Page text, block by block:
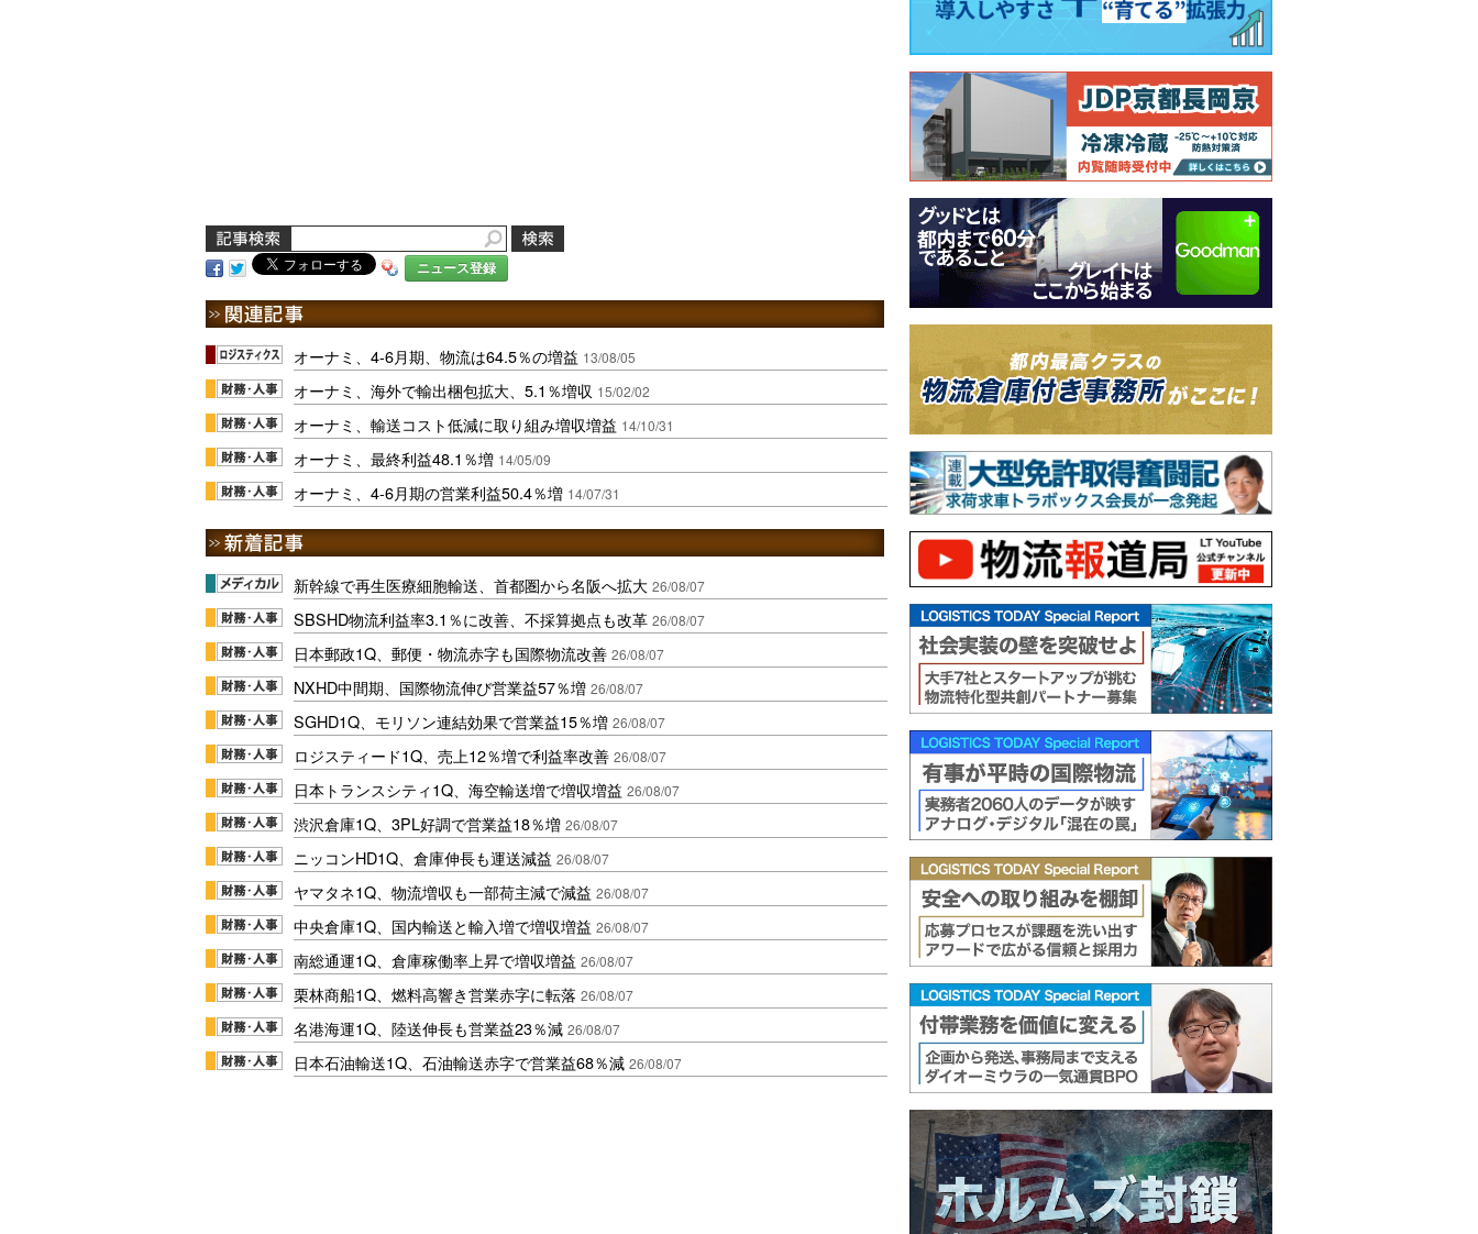
ニュース登録
オーナミ、4-6月期、物流は64.5％の増益 13/08/05
オーナミ、海外で輸出梱包拡大、5.1％増収 15/02/02
オーナミ、輸送コスト低減に取り組み増収増益 14/10/31
オーナミ、最終利益48.1％増 14/05/09
オーナミ、4-6月期の営業利益50.4％増 14/07/31
新幹線で再生医療細胞輸送、首都圏から名阪へ拡大 26/08/07
SBSHD物流利益率3.1％に改善、不採算拠点も改革 26/08/07
日本郵政1Q、郵便・物流赤字も国際物流改善 26/08/07
NXHD中間期、国際物流伸び営業益57％増 26/08/07
SGHD1Q、モリソン連結効果で営業益15％増 26/08/07
ロジスティード1Q、売上12％増で利益率改善 26/08/07
日本トランスシティ1Q、海空輸送増で増収増益 26/08/07
渋沢倉庫1Q、3PL好調で営業益18％増 26/08/07
ニッコンHD1Q、倉庫伸長も運送減益 26/08/07
ヤマタネ1Q、物流増収も一部荷主減で減益 26/08/07
中央倉庫1Q、国内輸送と輸入増で増収増益 26/08/07
南総通運1Q、倉庫稼働率上昇で増収増益 26/08/07
栗林商船1Q、燃料高響き営業赤字に転落 26/08/07
名港海運1Q、陸送伸長も営業益23％減 26/08/07
日本石油輸送1Q、石油輸送赤字で営業益68％減 26/08/07